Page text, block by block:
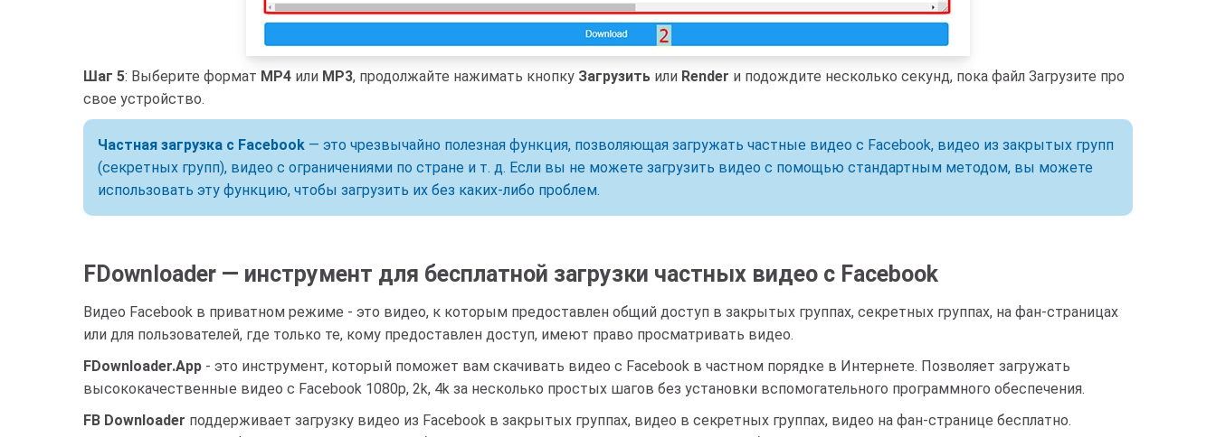
Шаг 5: Выберите формат MP4 или MP3, продолжайте нажимать кнопку Загрузить или Render и подождите несколько секунд, пока файл Загрузите про
свое устройство.
Частная загрузка с Facebook — это чрезвычайно полезная функция, позволяющая загружать частные видео с Facebook, видео из закрытых групп
(секретных групп), видео с ограничениями по стране и т. д. Если вы не можете загрузить видео с помощью стандартным методом, вы можете
использовать эту функцию, чтобы загрузить их без каких-либо проблем.
FDownloader — инструмент для бесплатной загрузки частных видео с Facebook
Видео Facebook в приватном режиме - это видео, к которым предоставлен общий доступ в закрытых группах, секретных группах, на фан-страницах
или для пользователей, где только те, кому предоставлен доступ, имеют право просматривать видео.
FDownloader.App - это инструмент, который поможет вам скачивать видео с Facebook в частном порядке в Интернете. Позволяет загружать
высококачественные видео с Facebook 1080p, 2k, 4k за несколько простых шагов без установки вспомогательного программного обеспечения.
FB Downloader поддерживает загрузку видео из Facebook в закрытых группах, видео в секретных группах, видео на фан-странице бесплатно.